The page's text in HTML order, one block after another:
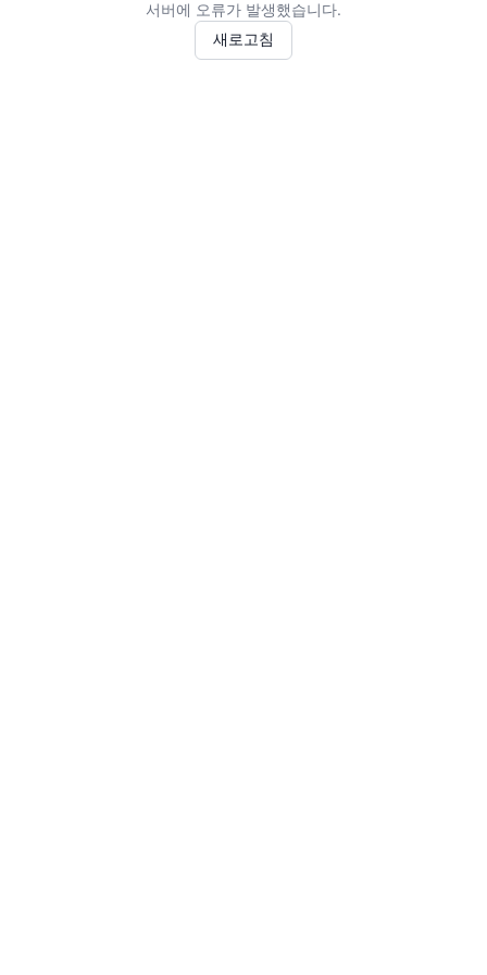
서버에 오류가 발생했습니다.
새로고침